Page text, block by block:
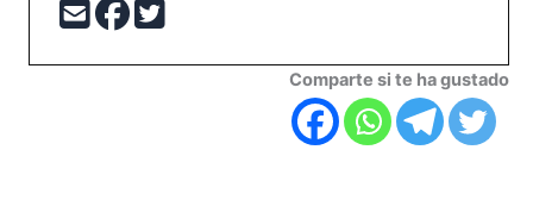
Comparte si te ha gustado